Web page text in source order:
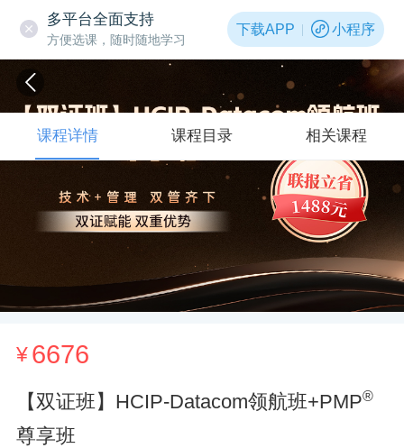
多平台全面支持
方便选课，随时随地学习
下载APP 小程序
¥6676
【双证班】HCIP-Datacom领航班+PMP®
尊享班
课程详情 课程目录 相关课程